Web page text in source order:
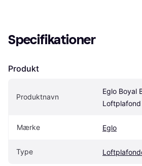
Specifikationer
Produkt
Produktnavn
Eglo Boyal
Mærke Eglo
Type